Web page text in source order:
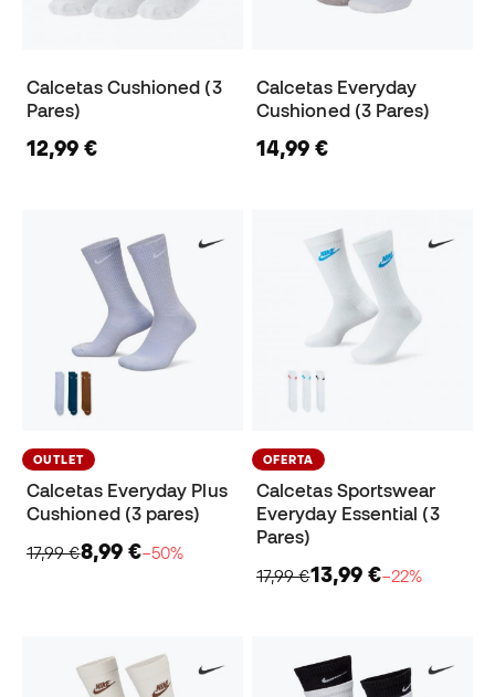
Calcetas Cushioned (3
Pares)
12,99 €
Calcetas Everyday
Cushioned (3 Pares)
14,99 €
OUTLET
Calcetas Everyday Plus
Cushioned (3 pares)
17,99 €8,99 €−50%
OFERTA
Calcetas Sportswear
Everyday Essential (3
Pares)
17,99 €13,99 €−22%